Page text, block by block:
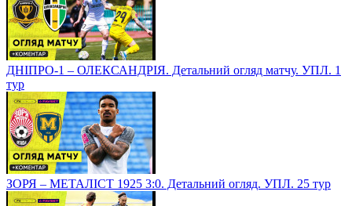
ДНІПРО-1 – ОЛЕКСАНДРІЯ. Детальний огляд матчу. УПЛ. 1
тур
ЗОРЯ – МЕТАЛІСТ 1925 3:0. Детальний огляд. УПЛ. 25 тур